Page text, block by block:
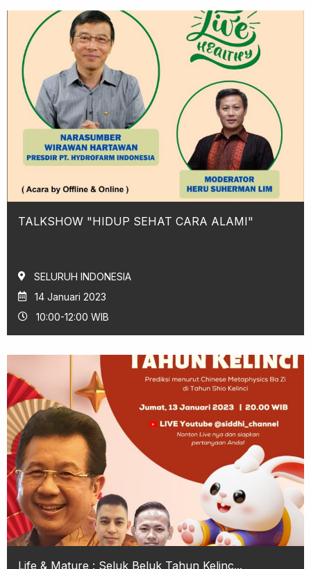
TALKSHOW "HIDUP SEHAT CARA ALAMI"
SELURUH INDONESIA
14 Januari 2023
10:00-12:00 WIB
Life & Mature : Seluk Beluk Tahun Kelinc...